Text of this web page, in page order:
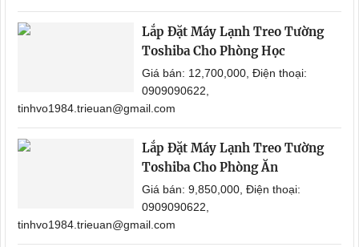
Lắp Đặt Máy Lạnh Treo Tường
Toshiba Cho Phòng Học
Giá bán: 12,700,000, Điện thoại:
0909090622,
tinhvo1984.trieuan@gmail.com
Lắp Đặt Máy Lạnh Treo Tường
Toshiba Cho Phòng Ăn
Giá bán: 9,850,000, Điện thoại:
0909090622,
tinhvo1984.trieuan@gmail.com